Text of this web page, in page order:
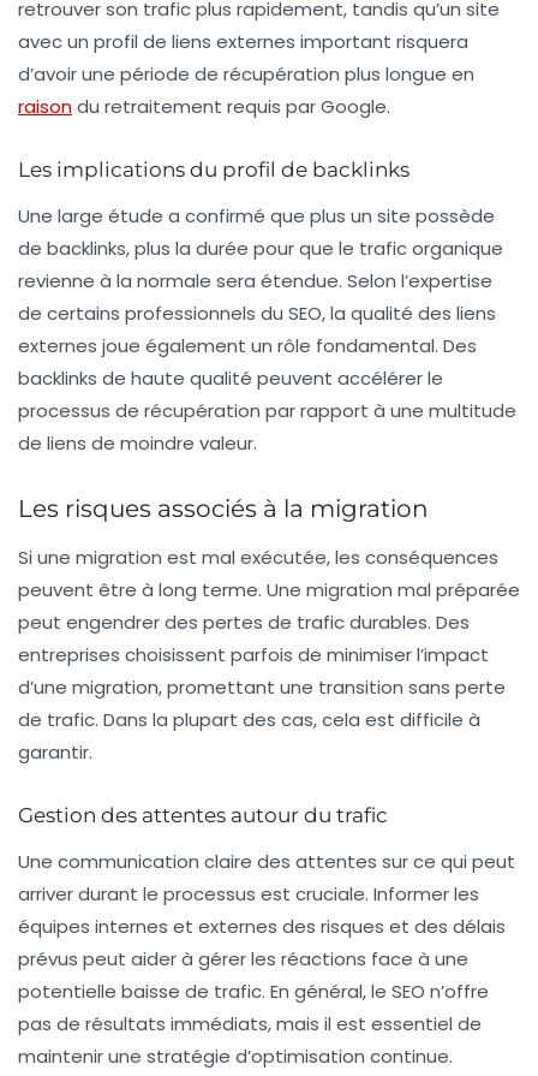
retrouver son trafic plus rapidement, tandis qu’un site
avec un profil de liens externes important risquera
d’avoir une période de récupération plus longue en
raisondu retraitement requis par Google.
Les implications du profil de backlinks
Une large étude a confirmé que plus un site possède
de backlinks, plus la durée pour que le trafic organique
revienne à la normale sera étendue. Selon l’expertise
de certains professionnels du SEO, la qualité des liens
externes joue également un rôle fondamental. Des
backlinks de haute qualité peuvent accélérer le
processus de récupération par rapport à une multitude
de liens de moindre valeur.
Les risques associés à la migration
Si une migration est mal exécutée, les conséquences
peuvent être à long terme. Une migration mal préparée
peut engendrer des pertes de trafic durables. Des
entreprises choisissent parfois de minimiser l’impact
d’une migration, promettant une transition sans perte
de trafic. Dans la plupart des cas, cela est difficile à
garantir.
Gestion des attentes autour du trafic
Une communication claire des attentes sur ce qui peut
arriver durant le processus est cruciale. Informer les
équipes internes et externes des risques et des délais
prévus peut aider à gérer les réactions face à une
potentielle baisse de trafic. En général, le SEO n’offre
pas de résultats immédiats, mais il est essentiel de
maintenir une stratégie d’optimisation continue.